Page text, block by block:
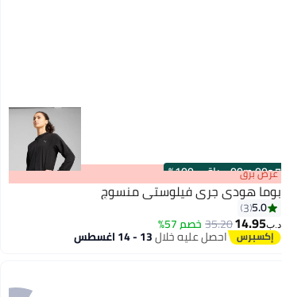
00m:00s
·باقي 100% عرض برق
بوما هودي جري فيلوستي منسوج
5.0
3
د.ب‏14.95
35.20 خصم 57%
احصل عليه خلال13 - 14 اغسطس